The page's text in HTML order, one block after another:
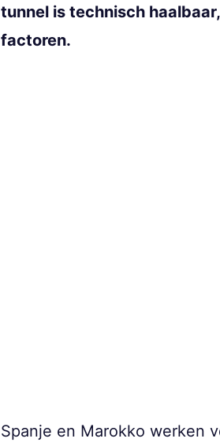
tunnel is technisch
factoren.
Spanje en Marokko werken